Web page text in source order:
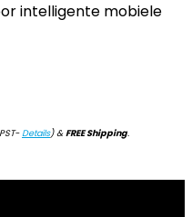
intelligente mobiele
Details)&FREE Shipping.